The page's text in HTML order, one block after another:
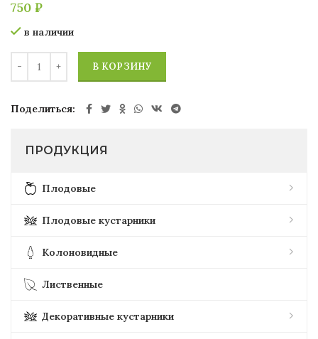
750 ₽
в наличии
В КОРЗИНУ
Поделиться
ПРОДУКЦИЯ
Плодовые
Плодовые кустарники
Колоновидные
Лиственные
Декоративные кустарники